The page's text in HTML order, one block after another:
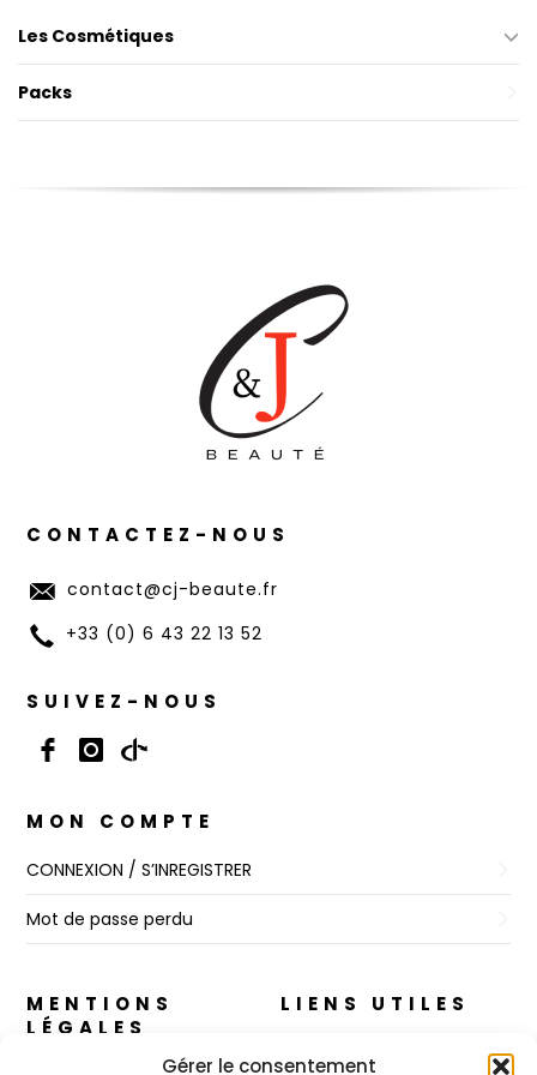
Gérer le consentement
ml
Les Cosmétiques
Packs
CONTACTEZ-NOUS
contact@cj-beaute.fr
+33 (0) 6 43 22 13 52
SUIVEZ-NOUS
MON COMPTE
CONNEXION / S’INREGISTRER
Mot de passe perdu
MENTIONS
LÉGALES
LIENS UTILES